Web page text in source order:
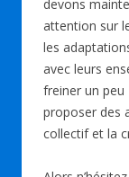
devons
attention sur
les
avec leurs
freiner un
proposer des
collectif et la